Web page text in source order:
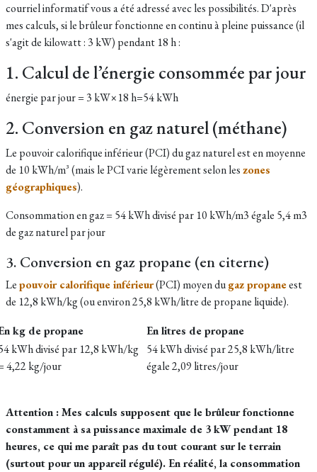
courriel informatif vous a été adressé avec les possibilités. D'après
mes calculs, si le brûleur fonctionne en continu à pleine puissance (il
s'agit de kilowatt : 3 kW) pendant 18 h :
1. Calcul de l’énergie consommée par jour
énergie par jour = 3 kW×18 h=54 kWh
2. Conversion en gaz naturel (méthane)
Le pouvoir calorifique inférieur (PCI) du gaz naturel est en moyenne
de 10 kWh/m³ (mais le PCI varie légèrement selon leszones
géographiques).
Consommation en gaz = 54 kWh divisé par 10 kWh/m3 égale 5,4 m3
de gaz naturel par jour
3. Conversion en gaz propane (en citerne)
Lepouvoir calorifique inférieur(PCI) moyen dugaz propaneest
de 12,8 kWh/kg (ou environ 25,8 kWh/litre de propane liquide).
kg de propane
En litres de propane
kWh divisé par 12,8 kWh/kg
4,22 kg/jour
54 kWh divisé par 25,8 kWh/litre
égale 2,09 litres/jour
Attention : Mes calculs supposent que le brûleur fonctionne
constamment à sa puissance maximale de 3 kW pendant 18
heures, ce qui me paraît pas du tout courant sur le terrain
(surtout pour un appareil régulé). En réalité, la consommation